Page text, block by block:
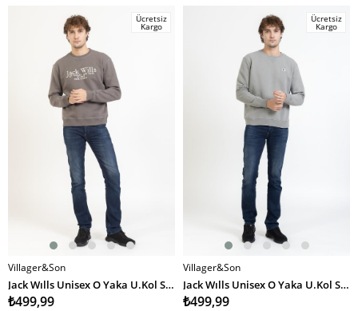
SEPETE EKLE
Ücretsiz
Kargo
Villager&Son
Jack Wılls Unisex O Yaka U.Kol Sweat 23y kso ANTRASİT
₺499,99
SEPETE EKLE
Ücretsiz
Kargo
Villager&Son
Jack Wılls Unisex O Yaka U.Kol Sweat 23y kso ÇAĞLA YEŞİLİ
₺499,99